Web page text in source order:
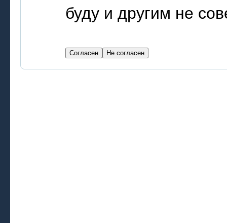
буду и другим не